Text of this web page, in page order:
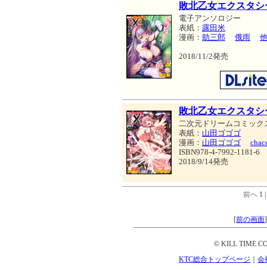
敗北乙女エクスタシ
電子アンソロジー
表紙： 露田米
漫画： 助三郎 俄雨 他
2018/11/2発売
敗北乙女エクスタシ
二次元ドリームコミック
表紙： 山田ゴゴゴ
漫画： 山田ゴゴゴ
ISBN978-4-7992-1181-6
2018/9/14発売
前へ 1 |
[前の画面
© KILL TIME
KTC総合トップページ
｜会